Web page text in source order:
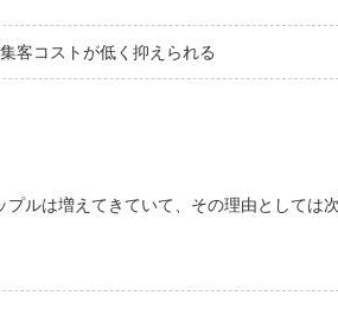
客コストが低く抑えられる
ルは増えてきていて、その理由としては